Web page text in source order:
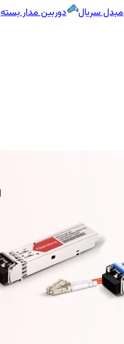
مبدل سریال دوربین مدار بسته